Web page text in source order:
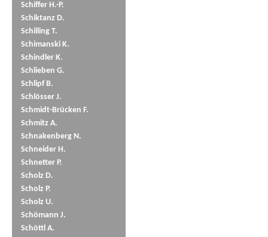
Schiffer H.-P.
Schiktanz D.
Schilling T.
Schimanski K.
Schindler K.
Schlieben G.
Schlipf B.
Schlösser J.
Schmidt-Brücken F.
Schmitz A.
Schnakenberg N.
Schneider H.
Schnetter P.
Scholz D.
Scholz P.
Scholz U.
Schömann J.
Schöttl A.